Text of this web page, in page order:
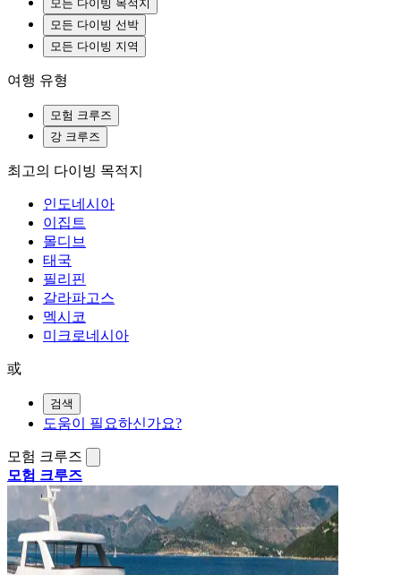
모든 다이빙 목적지
모든 다이빙 선박
모든 다이빙 지역
여행 유형
모험 크루즈
강 크루즈
최고의 다이빙 목적지
인도네시아
이집트
몰디브
태국
필리핀
갈라파고스
멕시코
미크로네시아
或
검색
도움이 필요하신가요?
모험 크루즈
모험 크루즈